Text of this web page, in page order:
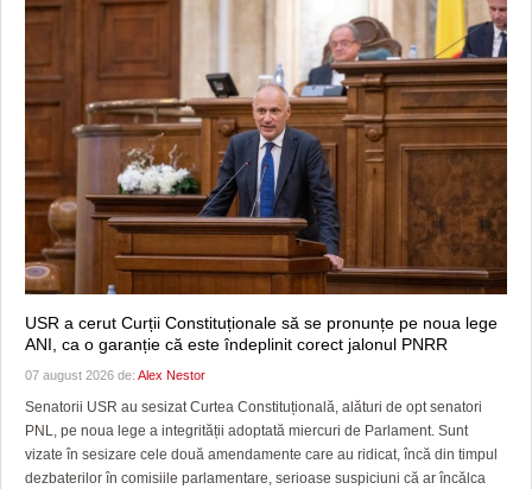
USR a cerut Curții Constituționale să se pronunțe pe noua lege
ANI, ca o garanție că este îndeplinit corect jalonul PNRR
07 august 2026 de: Alex Nestor
Senatorii USR au sesizat Curtea Constituțională, alături de opt senatori
PNL, pe noua lege a integrității adoptată miercuri de Parlament. Sunt
vizate în sesizare cele două amendamente care au ridicat, încă din timpul
dezbaterilor în comisiile parlamentare, serioase suspiciuni că ar încălca